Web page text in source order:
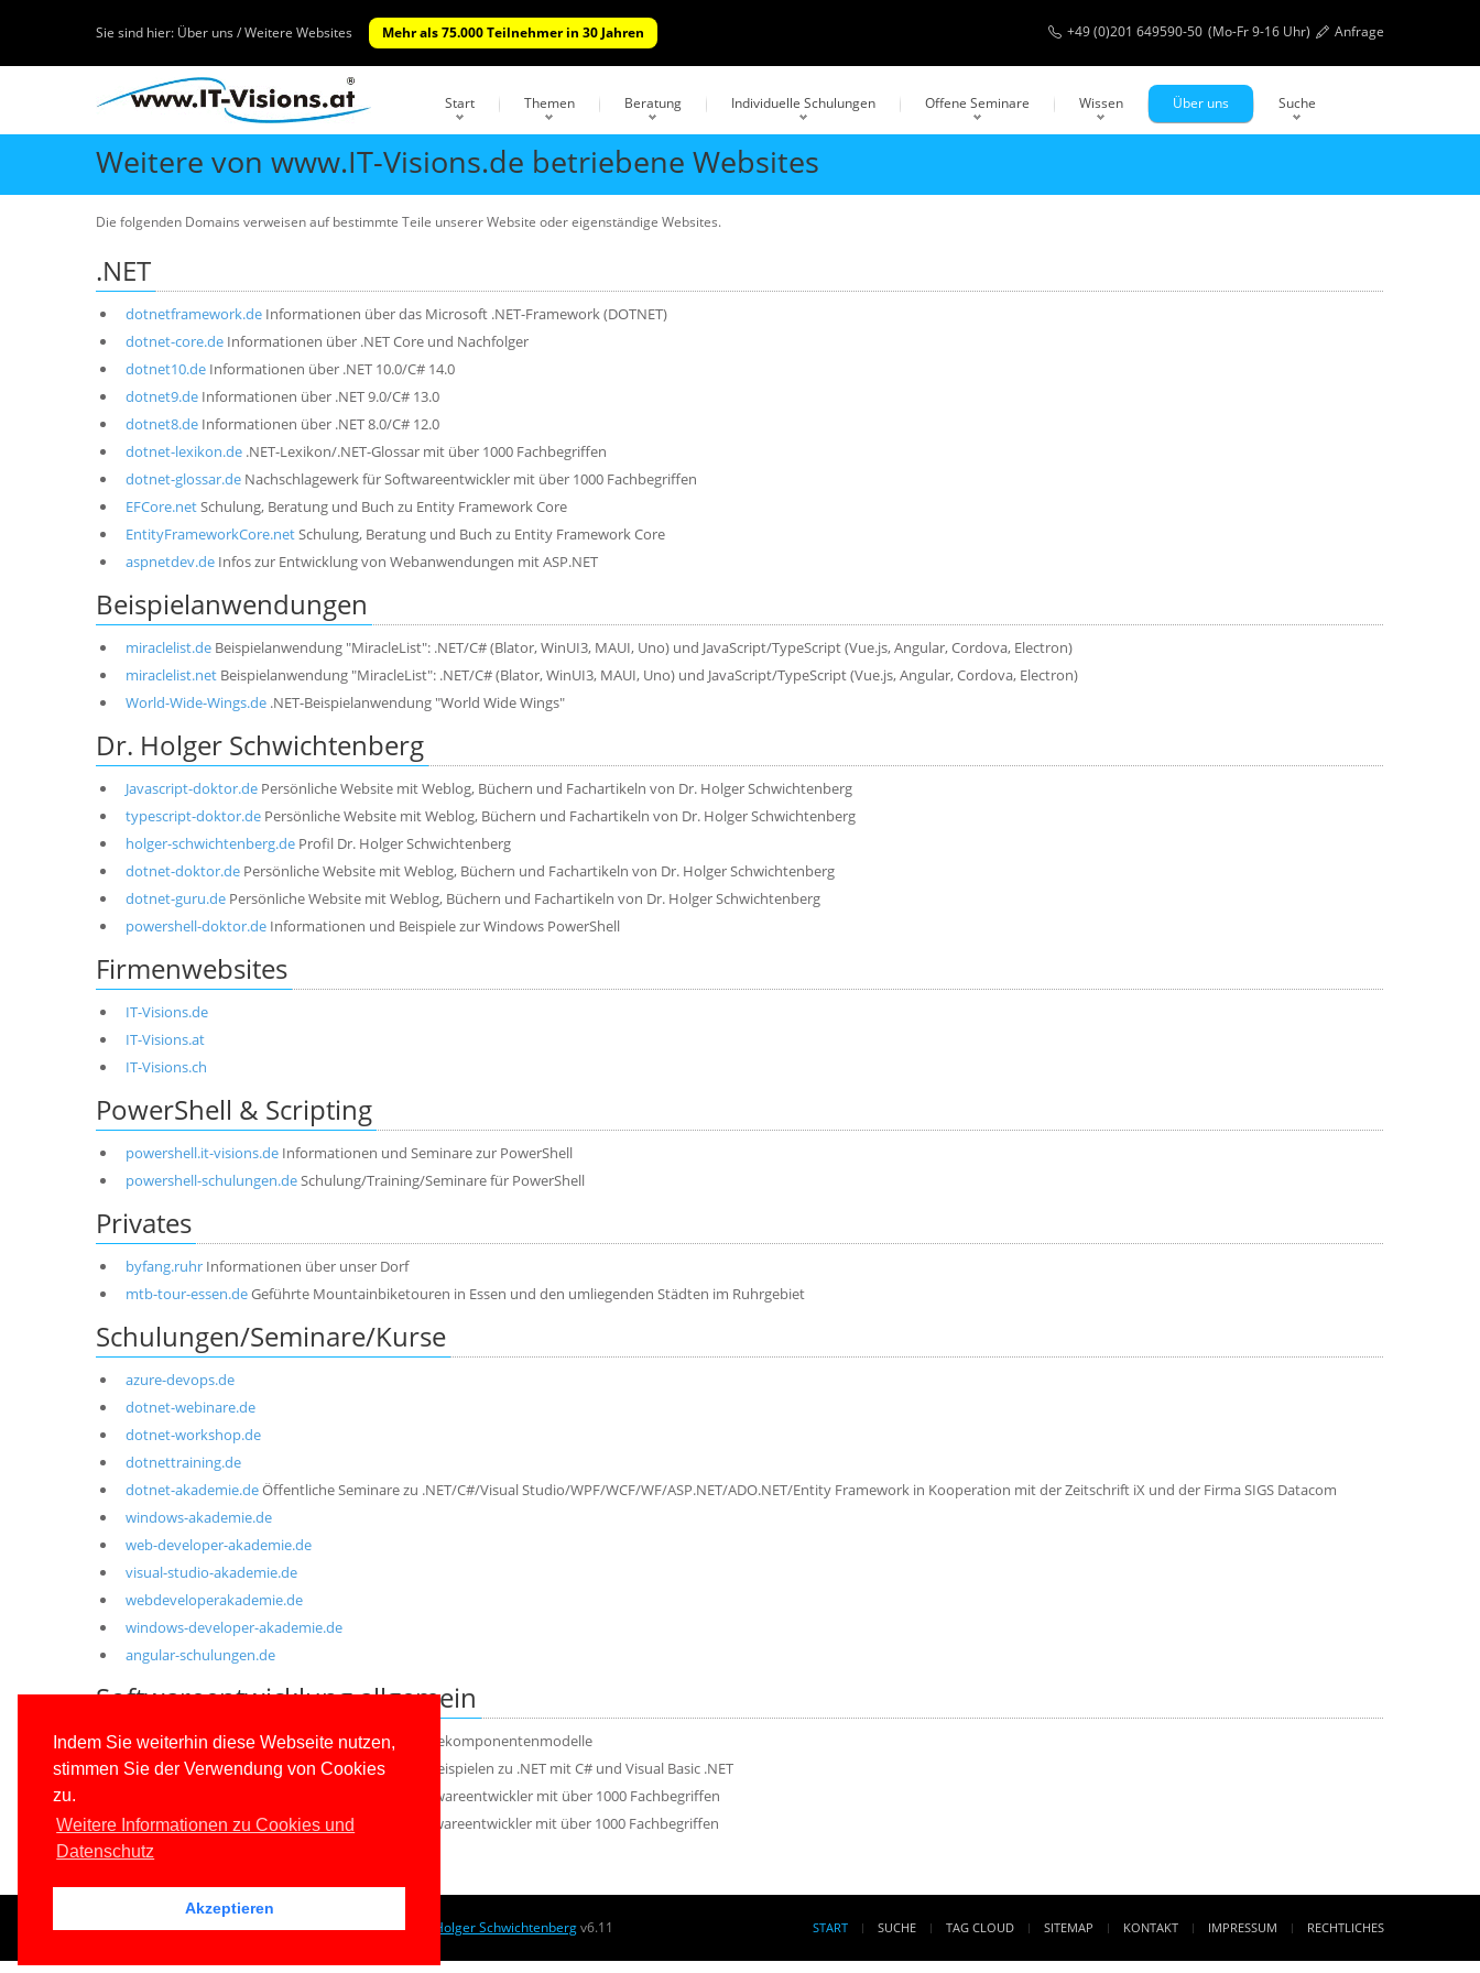
Indem Sie weiterhin diese Webseite nutzen,
stimmen Sie der Verwendung von Cookies
zu.
Weitere Informationen zu Cookies und
Datenschutz
Akzeptieren
Sie sind hier: Über uns / Weitere Websites Mehr als 75.000 Teilnehmer in 30 Jahren +49 (0)201 649590-50 (Mo-Fr 9-16 Uhr) Anfrage
Start Themen Beratung Individuelle Schulungen Offene Seminare Wissen Über uns Suche
Weitere von www.IT-Visions.de betriebene Websites
Die folgenden Domains verweisen auf bestimmte Teile unserer Website oder eigenständige Websites.
.NET
dotnetframework.deInformationen über das Microsoft .NET-Framework (DOTNET)
dotnet-core.deInformationen über .NET Core und Nachfolger
dotnet10.deInformationen über .NET 10.0/C# 14.0
dotnet9.deInformationen über .NET 9.0/C# 13.0
dotnet8.deInformationen über .NET 8.0/C# 12.0
dotnet-lexikon.de.NET-Lexikon/.NET-Glossar mit über 1000 Fachbegriffen
dotnet-glossar.deNachschlagewerk für Softwareentwickler mit über 1000 Fachbegriffen
EFCore.netSchulung, Beratung und Buch zu Entity Framework Core
EntityFrameworkCore.netSchulung, Beratung und Buch zu Entity Framework Core
aspnetdev.deInfos zur Entwicklung von Webanwendungen mit ASP.NET
Beispielanwendungen
miraclelist.deBeispielanwendung "MiracleList": .NET/C# (Blator, WinUI3, MAUI, Uno) und JavaScript/TypeScript (Vue.js, Angular, Cordova, Electron)
miraclelist.netBeispielanwendung "MiracleList": .NET/C# (Blator, WinUI3, MAUI, Uno) und JavaScript/TypeScript (Vue.js, Angular, Cordova, Electron)
World-Wide-Wings.de.NET-Beispielanwendung "World Wide Wings"
Dr. Holger Schwichtenberg
Javascript-doktor.dePersönliche Website mit Weblog, Büchern und Fachartikeln von Dr. Holger Schwichtenberg
typescript-doktor.dePersönliche Website mit Weblog, Büchern und Fachartikeln von Dr. Holger Schwichtenberg
holger-schwichtenberg.deProfil Dr. Holger Schwichtenberg
dotnet-doktor.dePersönliche Website mit Weblog, Büchern und Fachartikeln von Dr. Holger Schwichtenberg
dotnet-guru.dePersönliche Website mit Weblog, Büchern und Fachartikeln von Dr. Holger Schwichtenberg
powershell-doktor.deInformationen und Beispiele zur Windows PowerShell
Firmenwebsites
IT-Visions.de
IT-Visions.at
IT-Visions.ch
PowerShell & Scripting
powershell.it-visions.deInformationen und Seminare zur PowerShell
powershell-schulungen.deSchulung/Training/Seminare für PowerShell
Privates
byfang.ruhrInformationen über unser Dorf
mtb-tour-essen.deGeführte Mountainbiketouren in Essen und den umliegenden Städten im Ruhrgebiet
Schulungen/Seminare/Kurse
azure-devops.de
dotnet-webinare.de
dotnet-workshop.de
dotnettraining.de
dotnet-akademie.deÖffentliche Seminare zu .NET/C#/Visual Studio/WPF/WCF/WF/ASP.NET/ADO.NET/Entity Framework in Kooperation mit der Zeitschrift iX und der Firma SIGS Datacom
windows-akademie.de
web-developer-akademie.de
visual-studio-akademie.de
webdeveloperakademie.de
windows-developer-akademie.de
angular-schulungen.de
Softwareentwicklung allgemein
softwarekomponenten.netInfo-Site für Softwarekomponentenmodelle
codecommunity.deEine Sammlung von Code-Beispielen zu .NET mit C# und Visual Basic .NET
Nachschlagewerk für Softwareentwickler mit über 1000 Fachbegriffen
entwickler-glossar.deNachschlagewerk für Softwareentwickler mit über 1000 Fachbegriffen
© 1996-2026www.IT-Visions.at- Dr. Holger Schwichtenbergv6.11 START SUCHE TAG CLOUD SITEMAP KONTAKT IMPRESSUM RECHTLICHES